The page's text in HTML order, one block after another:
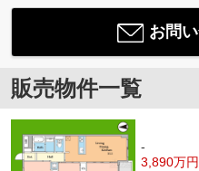
お問
販売物件一覧
-
3,890万円